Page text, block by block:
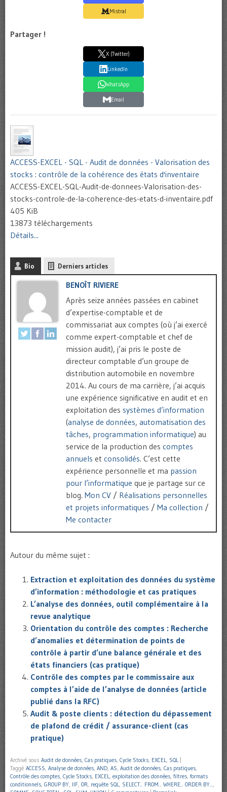
Mistral
Partager !
X (Twitter)
LinkedIn
WhatsApp
Email
ACCESS-EXCEL - SQL - Audit de données - Valorisation des
stocks : contrôle de la cohérence des états d'inventaire
ACCESS-EXCEL-SQL-Audit-de-donnees-Valorisation-des-
stocks-controle-de-la-coherence-des-etats-d-inventaire.pdf
405 KiB
13873 téléchargements
Détails...
Bio Derniers articles
BENOÎT RIVIERE
Après seize années passées en cabinet
d’expertise-comptable et de
commissariat aux comptes (où j’ai exercé
comme expert-comptable et chef de
mission audit), j’ai pris le poste de
directeur comptable d’un groupe de
distribution automobile en novembre
2014. Au cours de ma carrière, j’ai acquis
une expérience significative en audit et en
exploitation des systèmes d’information
(analyse de données, automatisation des
tâches, programmation informatique) au
service de la production des comptes
annuels et consolidés. C’est cette
expérience personnelle et ma passion
pour l’informatique que je partage sur ce
blog. Mon CV / Réalisations personnelles
et projets informatiques / Ma collection /
Me contacter
Autour du même sujet :
Extraction et exploitation des données du système
d’information : méthodologie et cas pratiques
L’analyse des données, outil complémentaire à la
revue analytique
Orientation du contrôle des comptes : Recherche
d’anomalies et détermination de points de
contrôle à partir d’une balance générale et des
états financiers (cas pratique)
Contrôle des comptes par le commissaire aux
comptes à l’aide de l’analyse de données (article
publié dans la RFC)
Audit & poste clients : détection du dépassement
de plafond de crédit / assurance-client (cas
pratique)
Archivé sous Audit de données, Cas pratiques, Cycle Stocks, EXCEL, SQL
Taggé ACCESS, Analyse de données, AND, AS, Audit de données, Cas pratiques,
Contrôle des comptes, Cycle Stocks, EXCEL, exploitation des données, filtres, formats
conditionnels, GROUP BY, IIF, OR, requête SQL, SELECT... FROM... WHERE... ORDER BY...,